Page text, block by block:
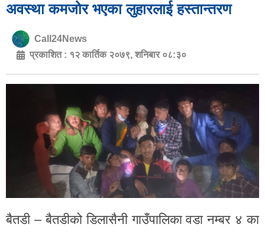
अवस्था कमजोर भएका लुहारलाई हस्तान्तरण
Call24News
प्रकाशित : १२ कार्तिक २०७९, शनिबार ०८:३०
बैतडी – बैतडीको डिलासैनी गाउँपालिका वडा नम्बर ४ का